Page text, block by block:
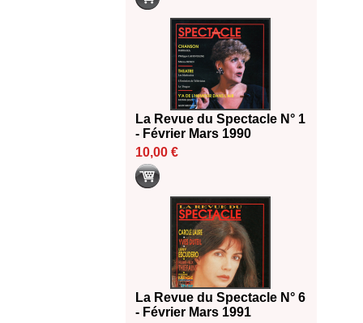
La Revue du Spectacle N° 1
- Février Mars 1990
10,00 €
La Revue du Spectacle N° 6
- Février Mars 1991